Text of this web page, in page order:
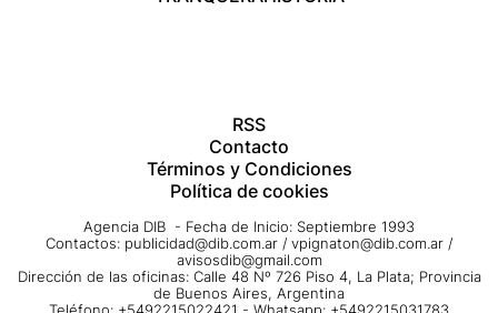
RSS
Contacto
Términos y Condiciones
Política de cookies
Agencia DIB - Fecha de Inicio: Septiembre 1993
Contactos: publicidad@dib.com.ar / vpignaton@dib.com.ar /
avisosdib@gmail.com
Dirección de las oficinas: Calle 48 Nº 726 Piso 4, La Plata; Provincia
de Buenos Aires, Argentina